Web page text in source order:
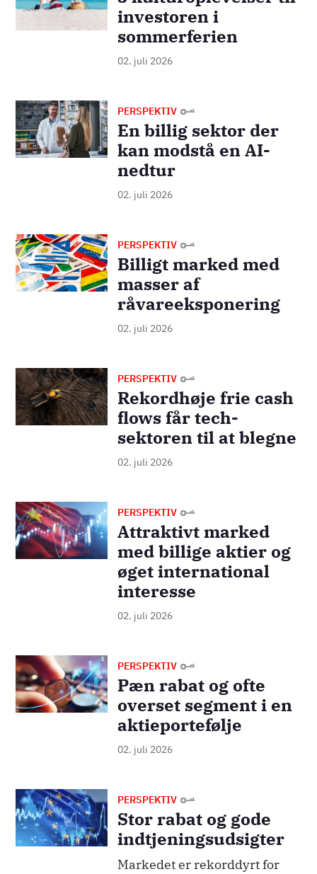
investoren i
sommerferien
02. juli 2026
Billede PERSPEKTIV
En billig sektor der
kan modstå en AI-
nedtur
02. juli 2026
Billede PERSPEKTIV
Billigt marked med
masser af
råvareeksponering
02. juli 2026
Billede PERSPEKTIV
Rekordhøje frie cash
flows får tech-
sektoren til at blegne
02. juli 2026
Billede PERSPEKTIV
Attraktivt marked
med billige aktier og
øget international
interesse
02. juli 2026
Billede PERSPEKTIV
Pæn rabat og ofte
overset segment i en
aktieportefølje
02. juli 2026
Billede PERSPEKTIV
Stor rabat og gode
indtjeningsudsigter
Markedet er rekorddyrt for